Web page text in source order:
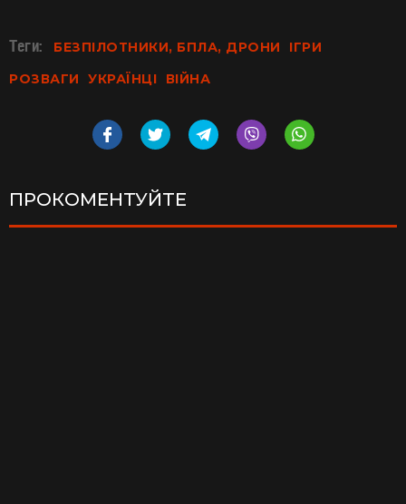
Теги: БЕЗПІЛОТНИКИ, БПЛА, ДРОНИ
ІГРИ
РОЗВАГИ
УКРАЇНЦІ ВІЙНА
ПРОКОМЕНТУЙТЕ